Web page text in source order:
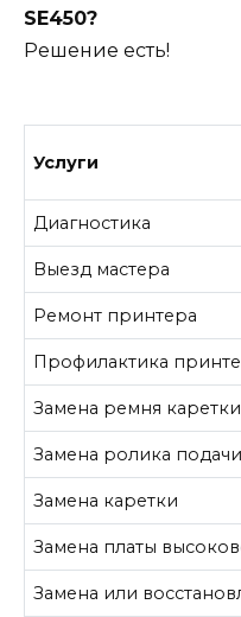
SE450?
Решение есть!
Услуги
Диагностика
Выезд мастера
Ремонт принтера
Профилактика
Замена ремня каретки
Замена ролика
Замена каретки
Замена платы
Замена или